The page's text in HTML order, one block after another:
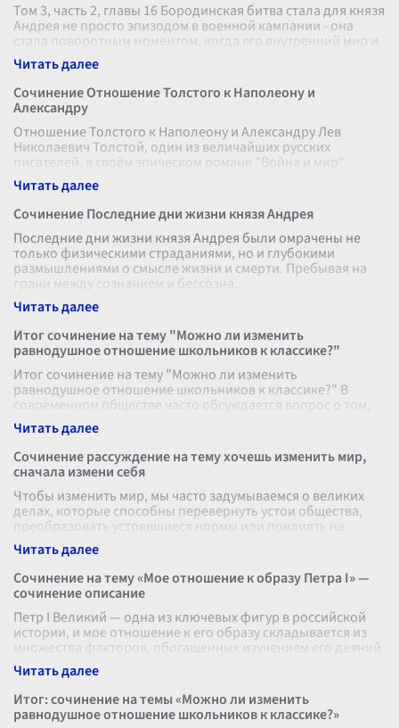
Том 3, часть 2, главы 16 Бородинская битва стала для князя
Андрея не просто эпизодом в военной кампании - она
стала поворотным моментом, когда его внутренний мир и
мировоззрение п
Сочинение Отношение Толстого к Наполеону и
Александру
Отношение Толстого к Наполеону и Александру Лев
Николаевич Толстой, один из величайших русских
писателей, в своём эпическом романе "Война и мир"
глубоко исследует исторические фиг
Сочинение Последние дни жизни князя Андрея
Последние дни жизни князя Андрея были омрачены не
только физическими страданиями, но и глубокими
размышлениями о смысле жизни и смерти. Пребывая на
грани между сознанием и бессозна
Итог сочинение на тему "Можно ли изменить
равнодушное отношение школьников к классике?"
Итог сочинение на тему "Можно ли изменить
равнодушное отношение школьников к классике?" В
современном обществе часто обсуждается вопрос о том,
как пробудить интерес школьников к
Сочинение рассуждение на тему хочешь изменить мир,
сначала измени себя
Чтобы изменить мир, мы часто задумываемся о великих
делах, которые способны перевернуть устои общества,
преобразовать устоявшиеся нормы или повлиять на
судьбы миллионов. Мы мечтаем
Сочинение на тему «Мое отношение к образу Петра I» —
сочинение описание
Петр I Великий — одна из ключевых фигур в российской
истории, и мое отношение к его образу складывается из
множества факторов, обогащенных изучением его деяний
и наследия. С одной
Итог: сочинение на темы «Можно ли изменить
равнодушное отношение школьников к классике?»